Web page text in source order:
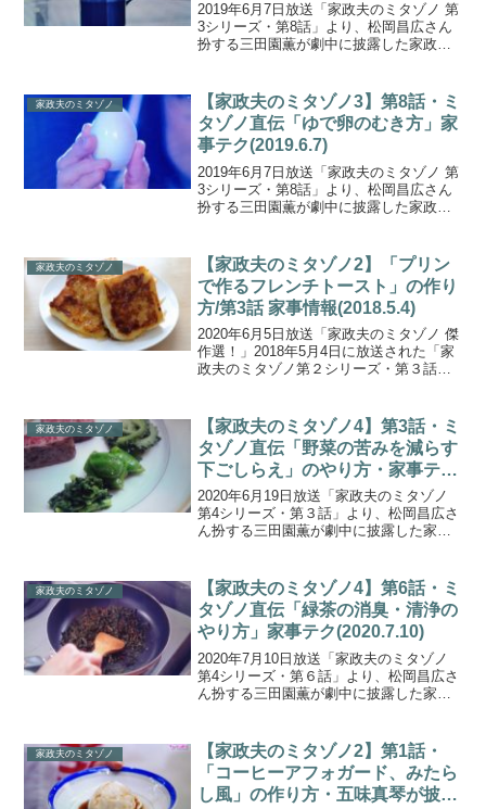
2019年6月7日放送「家政夫のミタゾノ 第
3シリーズ・第8話」より、松岡昌広さん
扮する三田園薫が劇中に披露した家政夫
ときに使える、家事情報です！家政夫の
ミタゾノ【第３...
家政夫のミタゾノ
【家政夫のミタゾノ3】第8話・ミ
タゾノ直伝「ゆで卵のむき方」家
事テク(2019.6.7)
2019年6月7日放送「家政夫のミタゾノ 第
3シリーズ・第8話」より、松岡昌広さん
扮する三田園薫が劇中に披露した家政夫
レイに剝く簡単・家事テクです！家政夫
のミタゾノ【第...
家政夫のミタゾノ
【家政夫のミタゾノ2】「プリン
で作るフレンチトースト」の作り
方/第3話 家事情報(2018.5.4)
2020年6月5日放送「家政夫のミタゾノ 傑
作選！」2018年5月4日に放送された「家
政夫のミタゾノ第２シリーズ・第３話」
イーツのレシピ「プリンで作るフレンチ
トースト」...
家政夫のミタゾノ
【家政夫のミタゾノ4】第3話・ミ
タゾノ直伝「野菜の苦みを減らす
下ごしらえ」のやり方・家事テク
(2020.6.19)
2020年6月19日放送「家政夫のミタゾノ
第4シリーズ・第３話」より、松岡昌広さ
ん扮する三田園薫が劇中に披露した家政
紹介します。家政夫のミタゾノ【第４シ
リーズ・第３話...
家政夫のミタゾノ
【家政夫のミタゾノ4】第6話・ミ
タゾノ直伝「緑茶の消臭・清浄の
やり方」家事テク(2020.7.10)
2020年7月10日放送「家政夫のミタゾノ
第4シリーズ・第６話」より、松岡昌広さ
ん扮する三田園薫が劇中に披露した家政
やり方をご紹介します。お酒の匂いがこ
もって空気が悪...
家政夫のミタゾノ
【家政夫のミタゾノ2】第1話・
「コーヒーアフォガード、みたら
し風」の作り方・五味真琴が披露